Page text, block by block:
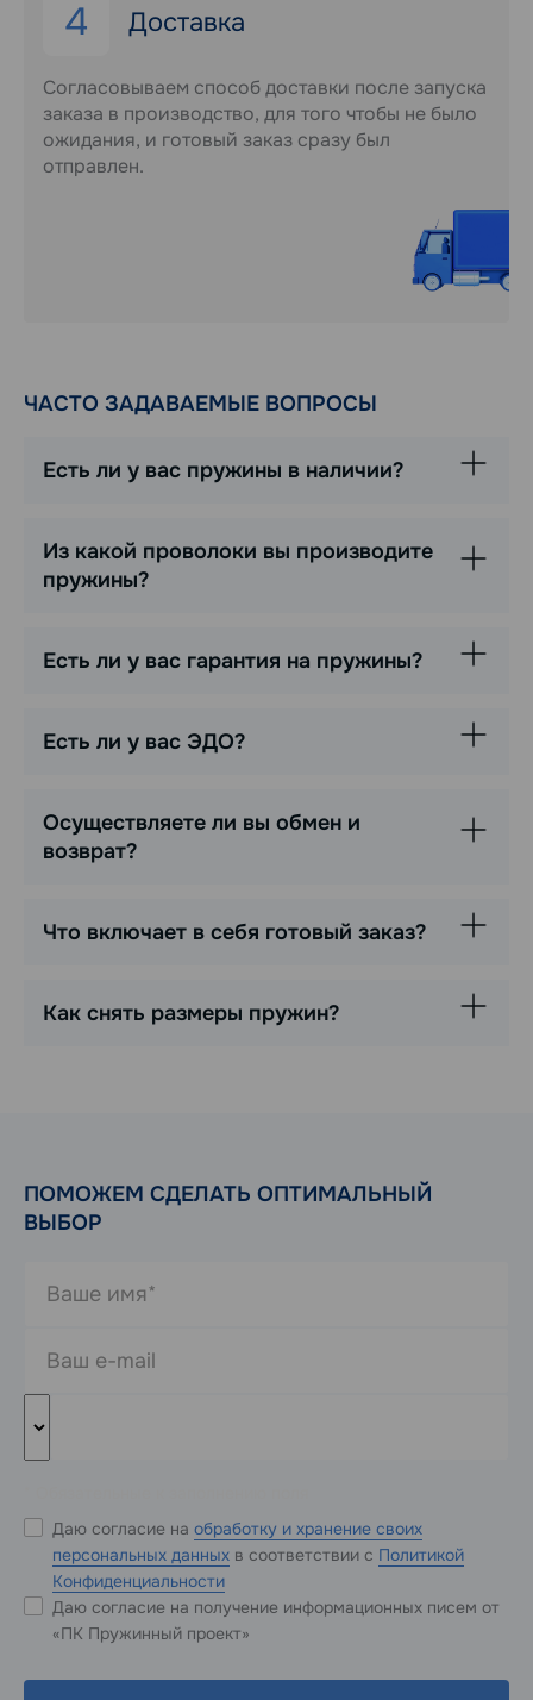
4 Доставка
Согласовываем способ доставки после запуска
заказа в производство, для того чтобы не было
ожидания, и готовый заказ сразу был
отправлен.
ЧАСТО ЗАДАВАЕМЫЕ ВОПРОСЫ
Есть ли у вас пружины в наличии?
Из какой проволоки вы производите
пружины?
Есть ли у вас гарантия на пружины?
Есть ли у вас ЭДО?
Осуществляете ли вы обмен и
возврат?
Что включает в себя готовый заказ?
Как снять размеры пружин?
ПОМОЖЕМ СДЕЛАТЬ ОПТИМАЛЬНЫЙ
ВЫБОР
Даю согласие на обработку и хранение своих
персональных данных в соответствии с Политикой
Конфиденциальности
Даю согласие на получение информационных писем от
«ПК Пружинный проект»